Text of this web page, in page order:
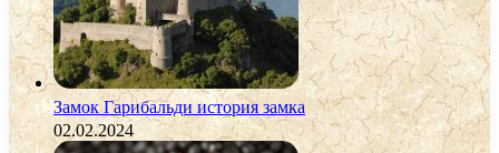
Замок Гарибальди история замка
02.02.2024